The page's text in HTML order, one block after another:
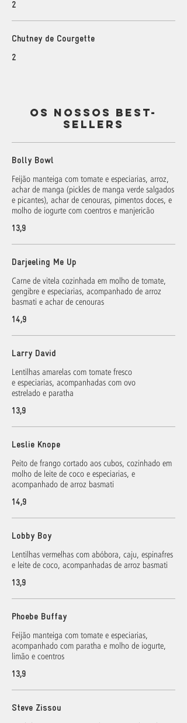
2
Chutney de Courgette
2
OS NOSSOS BEST-
SELLERS
Bolly Bowl
Feijão manteiga com tomate e especiarias, arroz,
achar de manga (pickles de manga verde salgados
e picantes), achar de cenouras, pimentos doces, e
13,9
Darjeeling Me Up
Carne de vitela cozinhada em molho de tomate,
gengibre e especiarias, acompanhado de arroz
basmati e achar de cenouras
14,9
Larry David
Lentilhas amarelas com tomate fresco
e especiarias, acompanhadas com ovo
estrelado e paratha
13,9
Leslie Knope
Peito de frango cortado aos cubos, cozinhado em
molho de leite de coco e especiarias, e
acompanhado de arroz basmati
14,9
Lobby Boy
Lentilhas vermelhas com abóbora, caju, espinafres
e leite de coco, acompanhadas de arroz basmati
13,9
Phoebe Buffay
Feijão manteiga com tomate e especiarias,
acompanhado com paratha e molho de iogurte,
limão e coentros
13,9
Steve Zissou